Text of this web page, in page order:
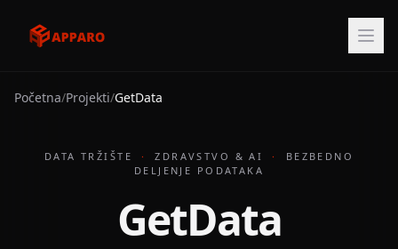
Početna/Projekti/GetData
DATA TRŽIŠTE · ZDRAVSTVO & AI ·
BEZBEDNO
DELJENJE PODATAKA
GetData